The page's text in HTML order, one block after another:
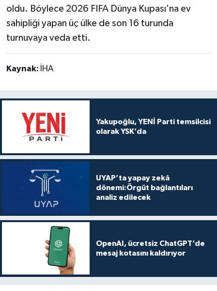
oldu. Böylece 2026 FIFA Dünya Kupası'na ev
sahipliği yapan üç ülke de son 16 turunda
turnuvaya veda etti.
Kaynak: İHA
Yakupoğlu, YENİ Parti temsilcisi
olarak YSK’da
UYAP’ta yapay zekâ
dönemi:Örgüt bağlantıları
analiz edilecek
OpenAI, ücretsiz ChatGPT’de
mesaj kotasını kaldırıyor